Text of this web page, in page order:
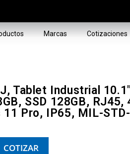
Marcas Cotizaciones
Tablet Industrial
SSD 128GB, RJ45,
11 Pro, IP65, MIL-
COTIZAR